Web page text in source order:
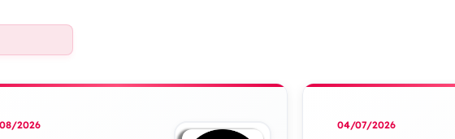
2026 04/07/2026